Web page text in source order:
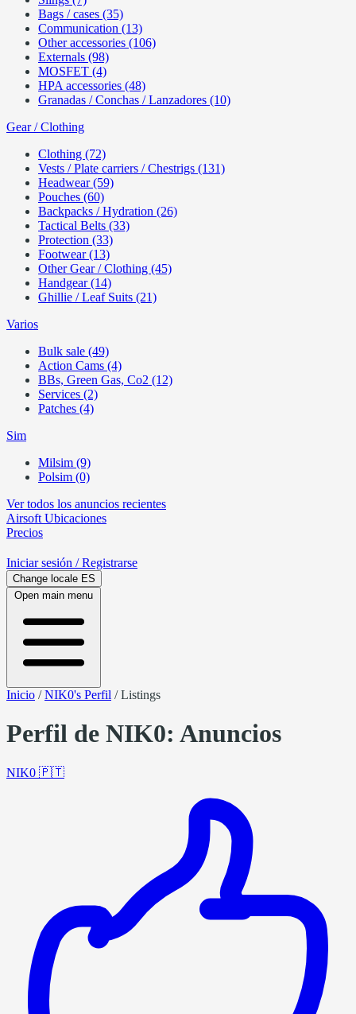
Bags / cases (35)
Communication (13)
Other accessories (106)
Externals (98)
MOSFET (4)
HPA accessories (48)
Granadas / Conchas / Lanzadores (10)
Gear / Clothing
Clothing (72)
Vests / Plate carriers / Chestrigs (131)
Headwear (59)
Pouches (60)
Backpacks / Hydration (26)
Tactical Belts (33)
Protection (33)
Footwear (13)
Other Gear / Clothing (45)
Handgear (14)
Ghillie / Leaf Suits (21)
Varios
Bulk sale (49)
Action Cams (4)
BBs, Green Gas, Co2 (12)
Services (2)
Patches (4)
Sim
Milsim (9)
Polsim (0)
Ver todos los anuncios recientes
Airsoft Ubicaciones
Precios
Iniciar sesión / Registrarse
Change locale ES
Open main menu
Inicio /NIK0's Perfil /Listings
Perfil de NIK0: Anuncios
NIK0 🇵🇹